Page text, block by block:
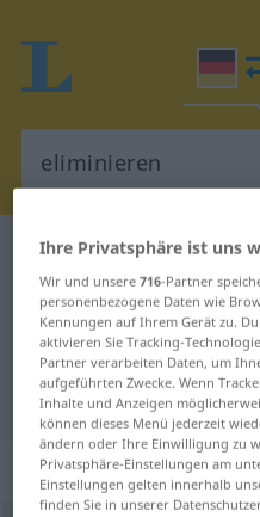
Deutsch-Spanisch
Deutsch-
"eliminieren"
"eliminieren"
„eliminieren“
Ihre Privatsphäre ist uns
Wir und unsere716-Partner
personenbezogene Daten wie
Kennungen auf Ihrem Gerät zu.
aktivieren Sie Tracking-
Partner verarbeiten Daten, um
aufgeführten Zwecke. Wenn
Inhalte und Anzeigen
können dieses Menü jederzeit
ändern oder Ihre Einwilligung zu
Privatsphäre-Einstellungen am
Einstellungen gelten innerhalb
finden Sie in unserer